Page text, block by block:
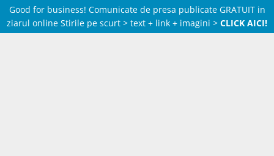
Good for business! Comunicate de presa publicate GRATUIT in
ziarul online Stirile pe scurt > text + link + imagini > CLICK AICI!